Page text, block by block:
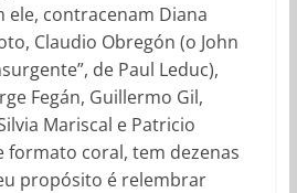
ele, contracenam Diana
Claudio Obregón (o John
de Paul Leduc),
Fegán, Guillermo Gil,
Mariscal e Patricio
formato coral, tem dezenas
propósito é relembrar